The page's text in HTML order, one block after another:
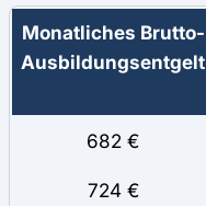
Monatliches Brutto-
Ausbildungsentgelt
682 €
724 €